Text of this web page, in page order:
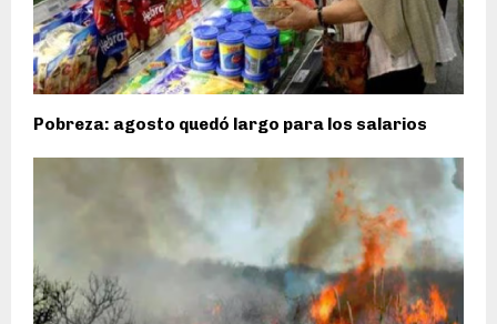
Pobreza: agosto quedó largo para los salarios